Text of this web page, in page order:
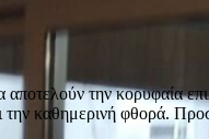
την κορυφαία
καθημερινή φθορά.